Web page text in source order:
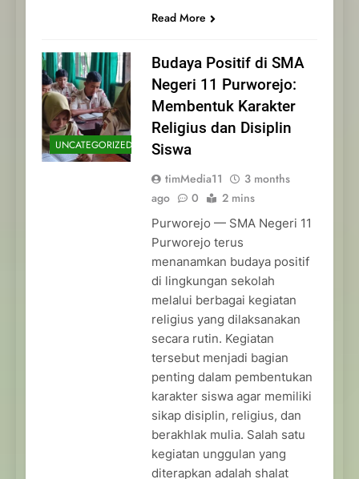
Read More
UNCATEGORIZED
Budaya Positif di SMA
Negeri 11 Purworejo:
Membentuk Karakter
Religius dan Disiplin
Siswa
timMedia11
3 months
ago
0 2 mins
Purworejo — SMA Negeri 11
Purworejo terus
menanamkan budaya positif
di lingkungan sekolah
melalui berbagai kegiatan
religius yang dilaksanakan
secara rutin. Kegiatan
tersebut menjadi bagian
penting dalam pembentukan
karakter siswa agar memiliki
sikap disiplin, religius, dan
berakhlak mulia. Salah satu
kegiatan unggulan yang
diterapkan adalah shalat